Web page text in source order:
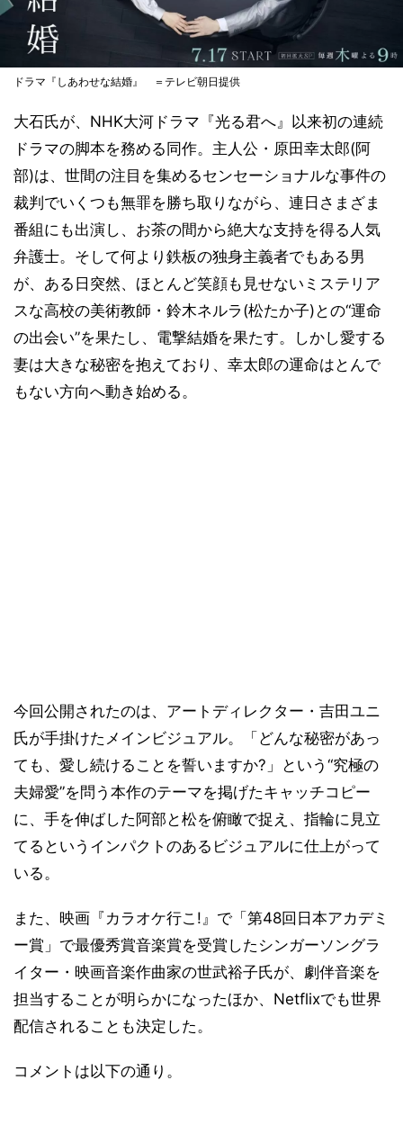
ドラマ『しあわせな結婚』 ＝テレビ朝日提供
大石氏が、NHK大河ドラマ『光る君へ』以来初の連続
ドラマの脚本を務める同作。主人公・原田幸太郎(阿
部)は、世間の注目を集めるセンセーショナルな事件の
裁判でいくつも無罪を勝ち取りながら、連日さまざま
番組にも出演し、お茶の間から絶大な支持を得る人気
弁護士。そして何より鉄板の独身主義者でもある男
が、ある日突然、ほとんど笑顔も見せないミステリア
スな高校の美術教師・鈴木ネルラ(松たか子)との“運命
の出会い”を果たし、電撃結婚を果たす。しかし愛する
妻は大きな秘密を抱えており、幸太郎の運命はとんで
もない方向へ動き始める。
今回公開されたのは、アートディレクター・吉田ユニ
氏が手掛けたメインビジュアル。「どんな秘密があっ
ても、愛し続けることを誓いますか?」という“究極の
夫婦愛”を問う本作のテーマを掲げたキャッチコピー
に、手を伸ばした阿部と松を俯瞰で捉え、指輪に見立
てるというインパクトのあるビジュアルに仕上がって
いる。
また、映画『カラオケ行こ!』で「第48回日本アカデミ
ー賞」で最優秀賞音楽賞を受賞したシンガーソングラ
イター・映画音楽作曲家の世武裕子氏が、劇伴音楽を
担当することが明らかになったほか、Netflixでも世界
配信されることも決定した。
コメントは以下の通り。